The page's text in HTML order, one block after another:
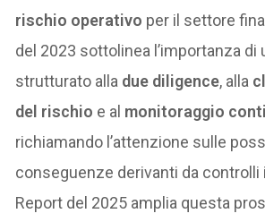
rischio operativo per il settore
del 2023 sottolinea l’importanza di
strutturato alla due diligence, alla
del rischio e al monitoraggio
richiamando l’attenzione sulle
conseguenze derivanti da controlli
Report del 2025 amplia questa